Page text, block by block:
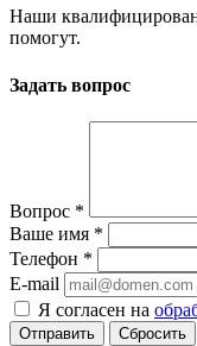
Наши
помогут.
Задать вопрос
Вопрос *
Ваше имя *
Телефон *
E-mail
Я согласен на
Сбросить